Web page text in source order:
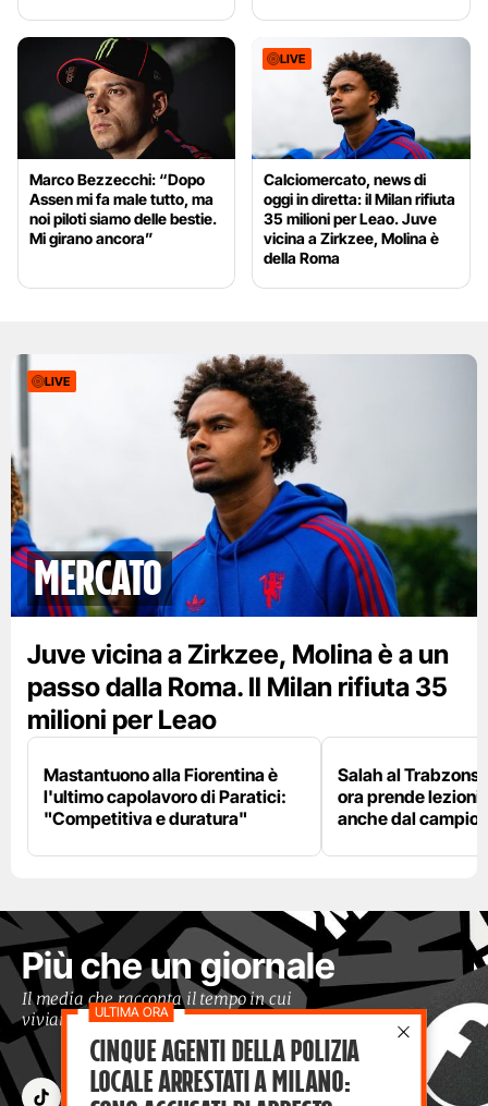
Marco Bezzecchi: “Dopo
Assen mi fa male tutto, ma
noi piloti siamo delle bestie.
Mi girano ancora”
LIVE
Calciomercato, news di
oggi in diretta: il Milan rifiuta
35 milioni per Leao. Juve
vicina a Zirkzee, Molina è
della Roma
LIVE
mercato
Juve vicina a Zirkzee, Molina è a un
passo dalla Roma. Il Milan rifiuta 35
milioni per Leao
Mastantuono alla Fiorentina è
l'ultimo capolavoro di Paratici:
"Competitiva e duratura"
Salah al
ora prende lezioni
anche dal
Più che un giornale
Il media che racconta il tempo in cui
viviamo con occhi moderni
Cinque agenti della polizia
locale arrestati a Milano: